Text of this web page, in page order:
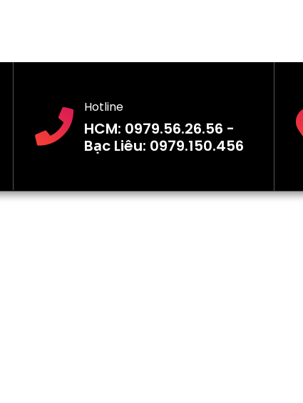
Hotline
HCM: 0979.56.26.56 -
Bạc Liêu: 0979.150.456